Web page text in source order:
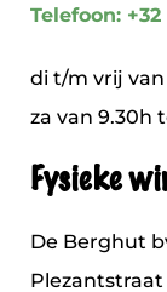
Telefoon:
di t/m vrij van
za van 9.30h
Fysieke
De Berghut
Plezantstraat